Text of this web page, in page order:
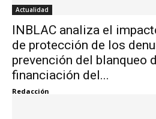
Actualidad
INBLAC analiza el
de protección de los
prevención del blanqueo
financiación del...
Redacción